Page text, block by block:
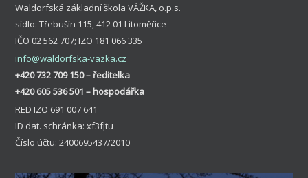
Waldorfská základní škola VÁŽKA, o.p.s.
sídlo: Třebušín 115, 412 01 Litoměřice
IČO 02 562 707; IZO 181 066 335
info@waldorfska-vazka.cz
+420 732 709 150 – ředitelka
+420 605 536 501 – hospodářka
RED IZO 691 007 641
ID dat. schránka: xf3fjtu
Číslo účtu: 2400695437/2010